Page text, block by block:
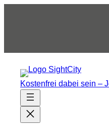
Kostenfrei dabei sein –